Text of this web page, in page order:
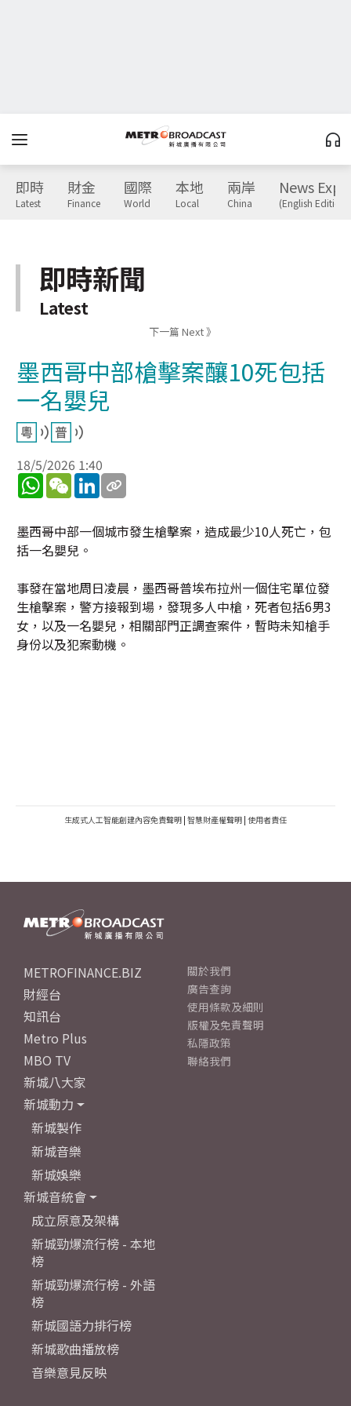
即時
Latest
財金
Finance
國際
World
本地
Local
兩岸
China
News
(English Edition)
即時新聞
Latest
下一篇 Next 》
墨西哥中部槍擊案釀10死包括
一名嬰兒
18/5/2026 1:40
WhatsApp
WeChatLinkedIn
墨西哥中部一個城市發生槍擊案，造成最少10人死亡，包
括一名嬰兒。
事發在當地周日凌晨，墨西哥普埃布拉州一個住宅單位發
生槍擊案，警方接報到場，發現多人中槍，死者包括6男3
女，以及一名嬰兒，相關部門正調查案件，暫時未知槍手
身份以及犯案動機。
生成式人工智能創建內容免責聲明 | 智慧財產權聲明 | 使用者責任
METROFINANCE.BIZ
財經台
知訊台
Metro Plus
MBO TV
新城八大家
新城動力
新城製作
新城音樂
新城娛樂
新城音統會
成立原意及架構
新城勁爆流行榜 - 本地
榜
新城勁爆流行榜 - 外語
榜
新城國語力排行榜
新城歌曲播放榜
音樂意見反映
關於我們
廣告查詢
使用條款及細則
版權及免責聲明
私隱政策
聯絡我們